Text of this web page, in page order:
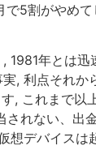
5割がやめ
年とは迅
, 利点それ
, これまで
れない、
デバイスは